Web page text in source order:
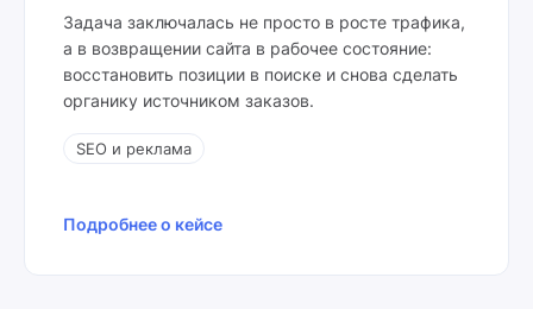
Задача заключалась не просто в росте трафика,
а в возвращении сайта в рабочее состояние:
восстановить позиции в поиске и снова сделать
органику источником заказов.
SEO и реклама
Подробнее о кейсе